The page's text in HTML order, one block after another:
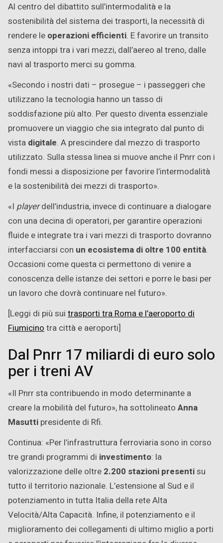
Al centro del dibattito sull’intermodalità e la
sostenibilità del sistema dei trasporti, la necessità di
rendere le operazioni efficienti. E favorire un transito
senza intoppi tra i vari mezzi, dall’aereo al treno, dalle
navi al trasporto merci su gomma.
«Secondo i nostri dati – prosegue – i passeggeri che
utilizzano la tecnologia hanno un tasso di
soddisfazione più alto. Per questo diventa essenziale
promuovere un viaggio che sia integrato dal punto di
vista digitale. A prescindere dal mezzo di trasporto
utilizzato. Sulla stessa linea si muove anche il Pnrr con i
fondi messi a disposizione per favorire l’intermodalità
e la sostenibilità dei mezzi di trasporto».
«I playerdell’industria, invece di continuare a dialogare
con una decina di operatori, per garantire operazioni
fluide e integrate tra i vari mezzi di trasporto dovranno
interfacciarsi con un ecosistema di oltre 100 entità.
Occasioni come questa ci permettono di venire a
conoscenza delle istanze dei settori e porre le basi per
un lavoro che dovrà continuare nel futuro».
[Leggi di più sui trasporti tra Roma e l’aeroporto di
Fiumicinotra città e aeroporti]
Dal Pnrr 17 miliardi di euro solo
per i treni AV
«Il Pnrr sta contribuendo in modo determinante a
creare la mobilità del futuro», ha sottolineato Anna
Masutti presidente di Rfi.
Continua: «Per l’infrastruttura ferroviaria sono in corso
tre grandi programmi di investimento: la
valorizzazione delle oltre 2.200 stazioni presentisu
tutto il territorio nazionale. L’estensione al Sud e il
potenziamento in tutta Italia della rete Alta
Velocità/Alta Capacità. Infine, il potenziamento e il
miglioramento dei collegamenti di ultimo miglio a porti